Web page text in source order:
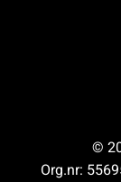
©
Org.nr: